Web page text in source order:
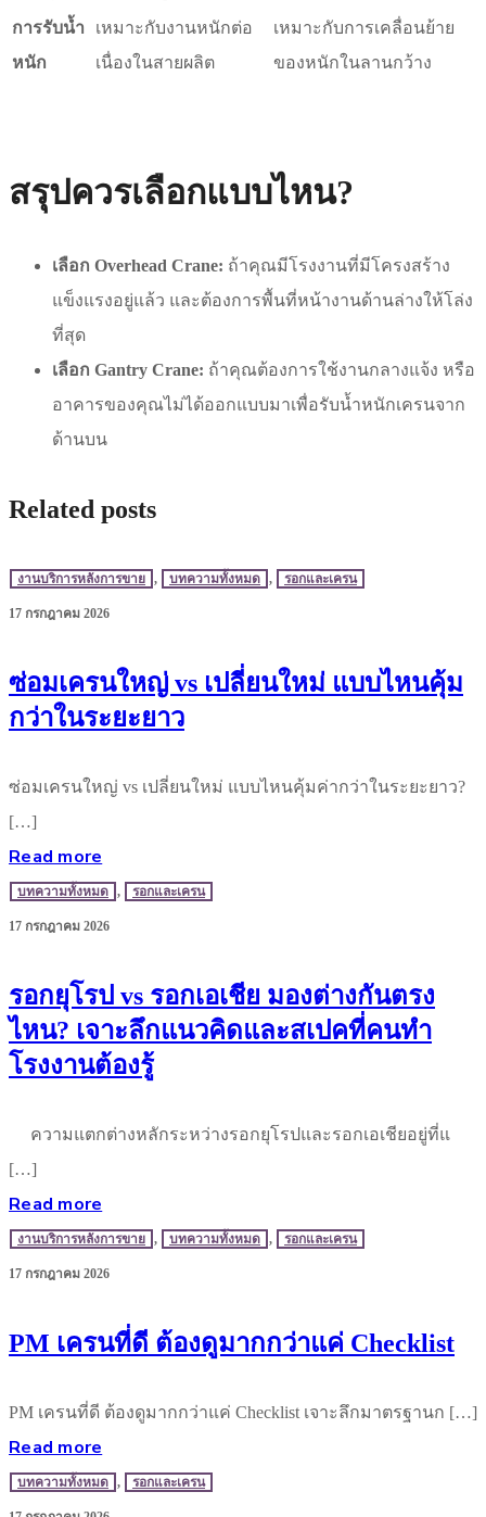
การรับน้ำ
หนัก
เหมาะกับงานหนักต่อ
เนื่องในสายผลิต
เหมาะกับการเคลื่อนย้าย
ของหนักในลานกว้าง
สรุปควรเลือกแบบไหน?
เลือก Overhead Crane: ถ้าคุณมีโรงงานที่มีโครงสร้าง
แข็งแรงอยู่แล้ว และต้องการพื้นที่หน้างานด้านล่างให้โล่ง
ที่สุด
เลือก Gantry Crane: ถ้าคุณต้องการใช้งานกลางแจ้ง หรือ
อาคารของคุณไม่ได้ออกแบบมาเพื่อรับน้ำหนักเครนจาก
ด้านบน
Related posts
งานบริการหลังการขาย , บทความทั้งหมด , รอกและเครน
17 กรกฎาคม 2026
ซ่อมเครนใหญ่ vs เปลี่ยนใหม่ แบบไหนคุ้ม
กว่าในระยะยาว
ซ่อมเครนใหญ่ vs เปลี่ยนใหม่ แบบไหนคุ้มค่ากว่าในระยะยาว?
[…]
Read more
บทความทั้งหมด , รอกและเครน
17 กรกฎาคม 2026
รอกยุโรป vs รอกเอเชีย มองต่างกันตรง
ไหน? เจาะลึกแนวคิดและสเปคที่คนทำ
โรงงานต้องรู้
ความแตกต่างหลักระหว่างรอกยุโรปและรอกเอเชียอยู่ที่แ
[…]
Read more
งานบริการหลังการขาย , บทความทั้งหมด , รอกและเครน
17 กรกฎาคม 2026
PM เครนที่ดี ต้องดูมากกว่าแค่ Checklist
PM เครนที่ดี ต้องดูมากกว่าแค่ Checklist เจาะลึกมาตรฐานก […]
Read more
บทความทั้งหมด , รอกและเครน